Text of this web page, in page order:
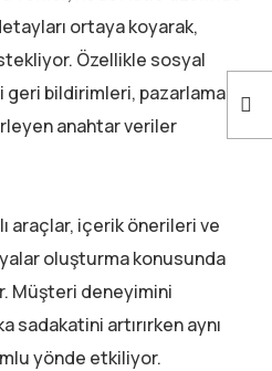
ortaya koyarak,
Özellikle sosyal
geri bildirimleri, pazarlama
anahtar veriler
araçlar, içerik önerileri ve
oluşturma konusunda
Müşteri deneyimini
sadakatini artırırken aynı
yönde etkiliyor.